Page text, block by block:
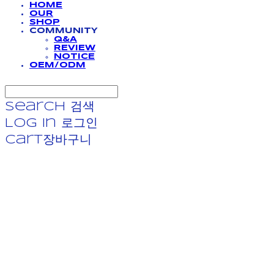
HOME
OUR
SHOP
COMMUNITY
Q&A
REVIEW
NOTICE
OEM/ODM
Search
검색
Log In
로그인
Cart장바구니